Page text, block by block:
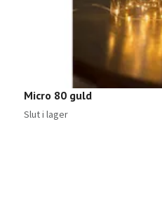
Micro 80 guld
Slut i lager